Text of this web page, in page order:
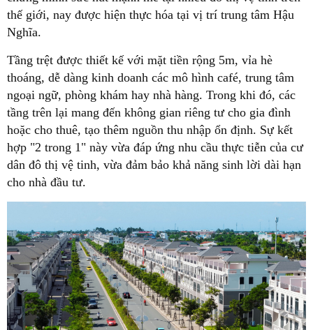
thế giới, nay được hiện thực hóa tại vị trí trung tâm Hậu
Nghĩa.
Tầng trệt được thiết kế với mặt tiền rộng 5m, vỉa hè
thoáng, dễ dàng kinh doanh các mô hình café, trung tâm
ngoại ngữ, phòng khám hay nhà hàng. Trong khi đó, các
tầng trên lại mang đến không gian riêng tư cho gia đình
hoặc cho thuê, tạo thêm nguồn thu nhập ổn định. Sự kết
hợp "2 trong 1" này vừa đáp ứng nhu cầu thực tiễn của cư
dân đô thị vệ tinh, vừa đảm bảo khả năng sinh lời dài hạn
cho nhà đầu tư.